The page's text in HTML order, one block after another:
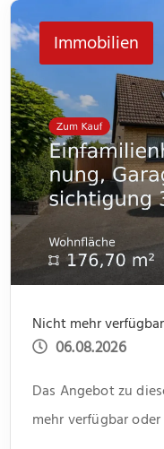
[…] Immobilien
06.08.2026
Das Angebot zu
mehr verfügbar